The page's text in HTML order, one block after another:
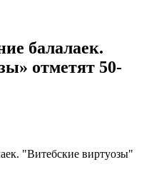
балалаек.
отметят 50-